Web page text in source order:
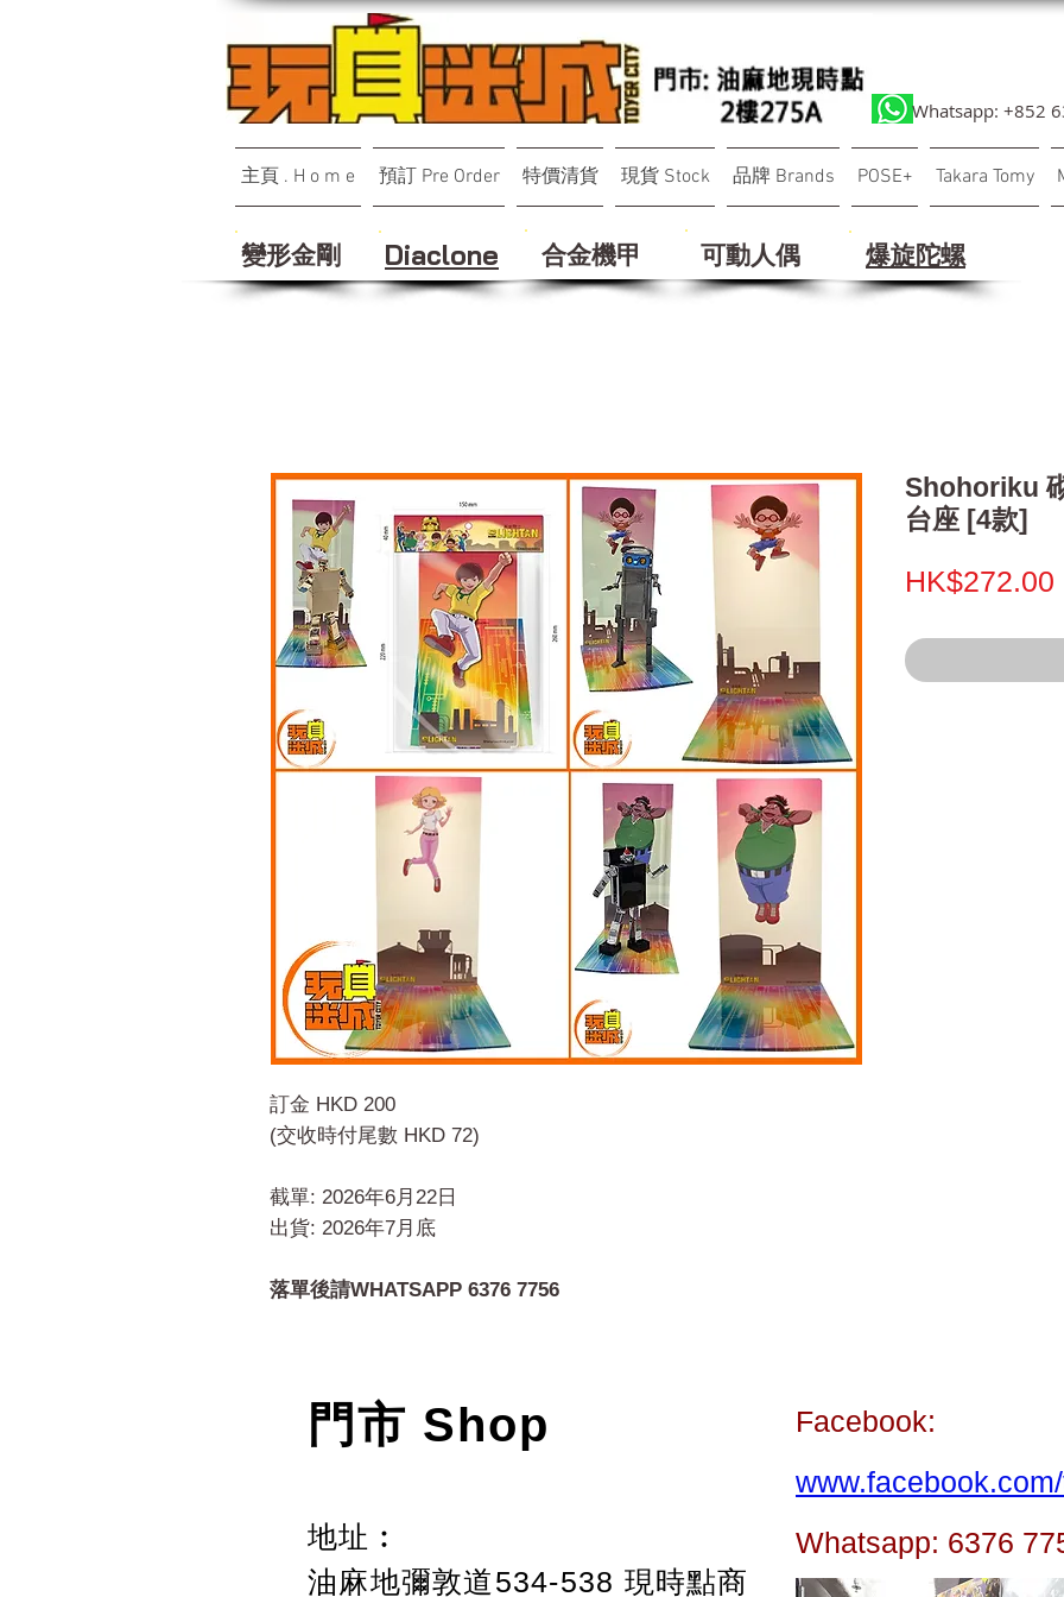
Whatsapp: +852
主頁 . H o m e 預訂 Pre Order 特價清貨 現貨 Stock 品牌 Brands POSE+ Takara Tomy
變形金剛 Diaclone 合金機甲 可動人偶 ​爆旋陀螺
訂金 HKD 200
(交收時付尾數 HKD 72)
截單: 2026年6月22日
出貨: 2026年7月底
落單後請WHATSAPP 6376 7756
Shohoriku
台座 [4款]
HK$272.00
門市 Shop
地址︰
油麻地彌敦道534-538 現時點商
Facebook:
Whatsapp: 6376